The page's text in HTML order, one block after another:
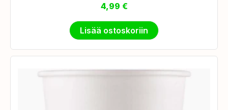
4,99 €
Lisää ostoskoriin